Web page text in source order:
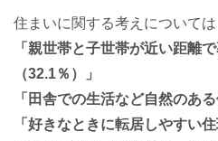
住まいに関する考えについては
「親世帯と子世帯が近い距離
（32.1％）」
「田舎での生活など自然のあ
「好きなときに転居しやすい